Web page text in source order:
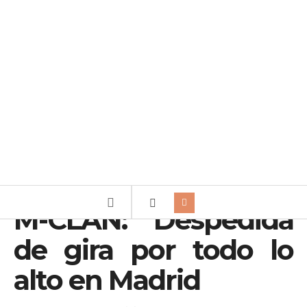
M-CLAN: Despedida
de gira por todo lo
alto en Madrid